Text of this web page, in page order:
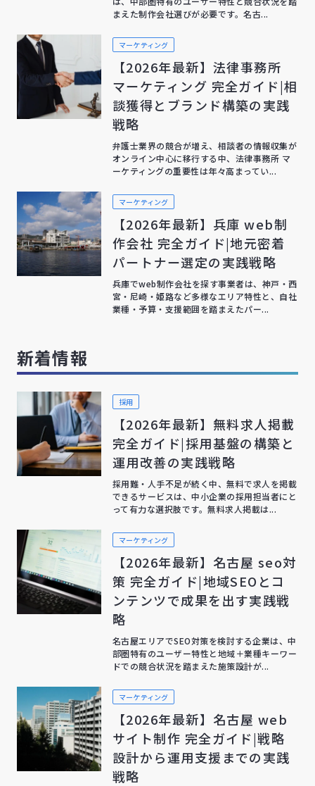
まえた制作会社選びが必要です。名古...
マーケティング
【2026年最新】法律事務所
マーケティング 完全ガイド|相
談獲得とブランド構築の実践
戦略
弁護士業界の競合が増え、相談者の情報収集が
オンライン中心に移行する中、法律事務所 マ
ーケティングの重要性は年々高まってい...
マーケティング
【2026年最新】兵庫 web制
作会社 完全ガイド|地元密着
パートナー選定の実践戦略
兵庫でweb制作会社を探す事業者は、神戸・西
宮・尼崎・姫路など多様なエリア特性と、自社
業種・予算・支援範囲を踏まえたパー...
新着情報
採用
【2026年最新】無料求人掲載
完全ガイド|採用基盤の構築と
運用改善の実践戦略
採用難・人手不足が続く中、無料で求人を掲載
できるサービスは、中小企業の採用担当者にと
って有力な選択肢です。無料求人掲載は...
マーケティング
【2026年最新】名古屋 seo対
策 完全ガイド|地域SEOとコ
ンテンツで成果を出す実践戦
略
名古屋エリアでSEO対策を検討する企業は、中
部圏特有のユーザー特性と地域＋業種キーワー
ドでの競合状況を踏まえた施策設計が...
マーケティング
【2026年最新】名古屋 web
サイト制作 完全ガイド|戦略
設計から運用支援までの実践
戦略